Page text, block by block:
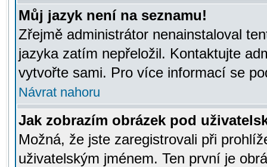
Můj jazyk není na seznamu!
Zřejmě administrátor nenainstaloval
jazyka zatím nepřeložil. Kontaktujte
vytvořte sami. Pro více informací se
Návrat nahoru
Jak zobrazím obrázek pod
Možná, že jste zaregistrovali při
uživatelským jménem. Ten první je